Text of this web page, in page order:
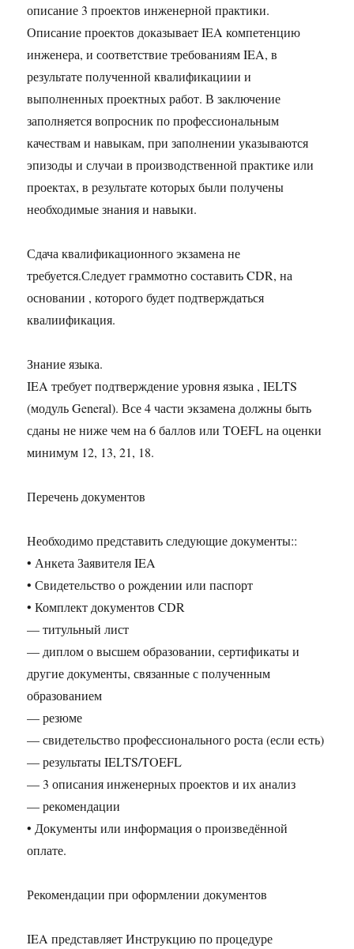
описание 3 проектов инженерной практики.
Описание проектов доказывает IEA компетенцию
инженера, и соответствие требованиям IEA, в
результате полученной квалификациии и
выполненных проектных работ. В заключение
заполняется вопросник по профессиональным
качествам и навыкам, при заполнении указываются
эпизоды и случаи в производственной практике или
проектах, в результате которых были получены
необходимые знания и навыки.
Сдача квалификационного экзамена не
требуется.Следует граммотно составить CDR, на
основании , которого будет подтверждаться
квалиификация.
Знание языка.
IEA требует подтверждение уровня языка , IELTS
(модуль General). Все 4 части экзамена должны быть
сданы не ниже чем на 6 баллов или TOEFL на оценки
минимум 12, 13, 21, 18.
Перечень документов
Необходимо представить следующие документы::
• Анкета Заявителя IEA
• Свидетельство о рождении или паспорт
• Комплект документов CDR
— титульный лист
— диплом о высшем образовании, сертификаты и
другие документы, связанные с полученным
образованием
— резюме
— свидетельство профессионального роста (если есть)
— результаты IELTS/TOEFL
— 3 описания инженерных проектов и их анализ
— рекомендации
• Документы или информация о произведённой
оплате.
Рекомендации при оформлении документов
IEA представляет Инструкцию по процедуре